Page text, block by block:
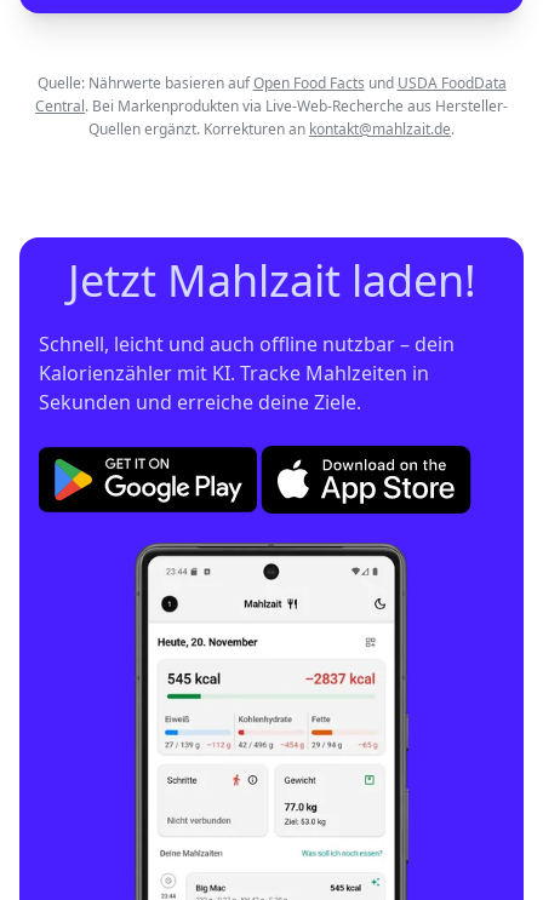
Quelle: Nährwerte basieren auf Open Food Facts und USDA FoodData
Central. Bei Markenprodukten via Live-Web-Recherche aus Hersteller-
Quellen ergänzt. Korrekturen an kontakt@mahlzait.de.
Jetzt Mahlzait laden!
Schnell, leicht und auch offline nutzbar – dein
Kalorienzähler mit KI. Tracke Mahlzeiten in
Sekunden und erreiche deine Ziele.